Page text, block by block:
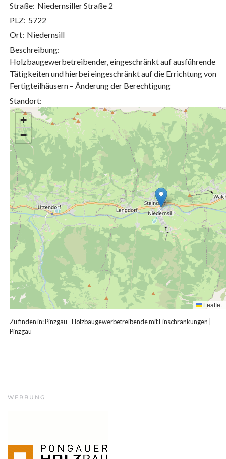
Straße: Niedernsiller Straße 2
PLZ: 5722
Ort: Niedernsill
Beschreibung:
Holzbaugewerbetreibender, eingeschränkt auf ausführende
Tätigkeiten und hierbei eingeschränkt auf die Errichtung von
Fertigteilhäusern – Änderung der Berechtigung
Standort:
+
−
Leaflet |
Zu finden in:Pinzgau - Holzbaugewerbetreibende mit Einschränkungen |
Pinzgau
WERBUNG